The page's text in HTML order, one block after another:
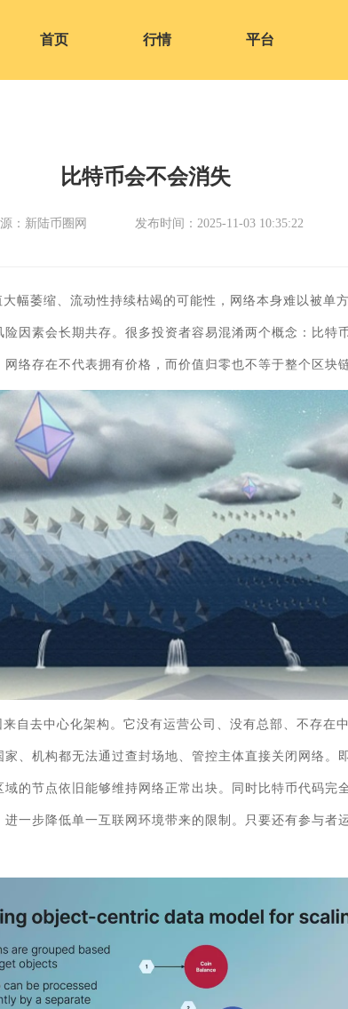
首页 行情 平台
比特币会不会消失
：新陆币圈网 发布时间：2025-11-03 10:35:22
幅萎缩、流动性持续枯竭的可能性，网络本身难以被单
因素会长期共存。很多投资者容易混淆两个概念：比特
络存在不代表拥有价格，而价值归零也不等于整个区块
自去中心化架构。它没有运营公司、没有总部、不存在
、机构都无法通过查封场地、管控主体直接关闭网络。
的节点依旧能够维持网络正常出块。同时比特币代码完
一步降低单一互联网环境带来的限制。只要还有参与者